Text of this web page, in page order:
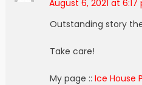
August 6, 2021 at 6:17
Outstanding story
Take care!
My page :: Ice House